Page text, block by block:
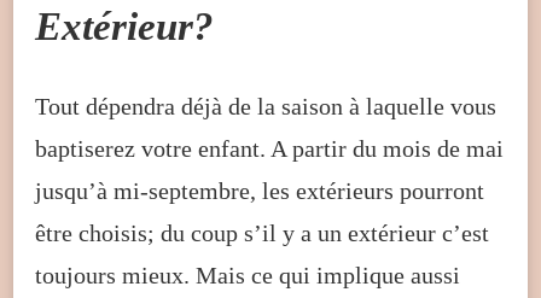
Extérieur?
Tout dépendra déjà de la saison à laquelle vous
baptiserez votre enfant. A partir du mois de mai
jusqu’à mi-septembre, les extérieurs pourront
être choisis; du coup s’il y a un extérieur c’est
toujours mieux. Mais ce qui implique aussi